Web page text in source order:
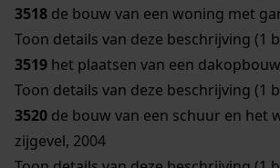
3518 de bouw van een woning met
Toon details van deze beschrijving (1
3519 het plaatsen van een
Toon details van deze beschrijving (1
3520 de bouw van een schuur en het
zijgevel, 2004